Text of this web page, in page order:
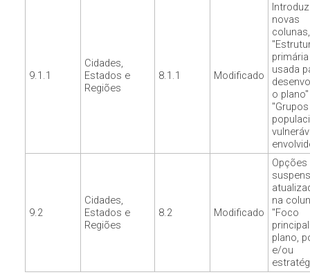
9.1.1
Cidades,
Estados e
Regiões
8.1.1 Modificado
novas
colunas,
primária
usada
o
"Grupos
9.2
Cidades,
Estados e
Regiões
8.2 Modificado
Opções
na
"Foco
plano,
e/ou